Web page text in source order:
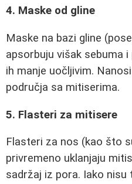
4. Maskе od gline
Maskе na bazi gline
apsorbuju višak sebuma
ih manje uočljivim.
područja sa mitiserima.
5. Flasteri za mitisere
Flasteri za nos (kao što
privremeno uklanjaju
sadržaj iz pora. Iako